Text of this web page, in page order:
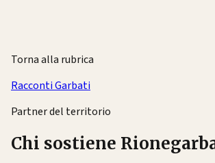
Torna alla rubrica
Racconti Garbati
Partner del territorio
Chi sostiene